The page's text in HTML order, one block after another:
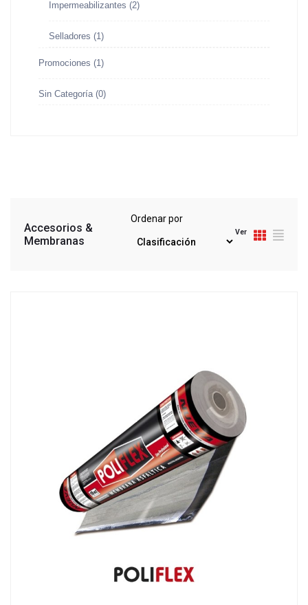
Impermeabilizantes (2)
Selladores (1)
Promociones (1)
Sin Categoría (0)
Accesorios &
Membranas
Ordenar por
Ver